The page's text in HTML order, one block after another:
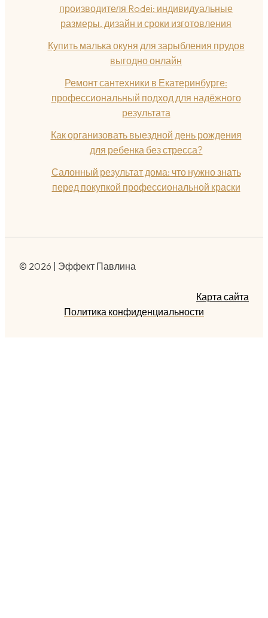
производителя Rodei: индивидуальные
размеры, дизайн и сроки изготовления
Купить малька окуня для зарыбления прудов
выгодно онлайн
Ремонт сантехники в Екатеринбурге:
профессиональный подход для надёжного
результата
Как организовать выездной день рождения
для ребенка без стресса?
Салонный результат дома: что нужно знать
перед покупкой профессиональной краски
© 2026 | Эффект Павлина
Карта сайта
Политика конфиденциальности